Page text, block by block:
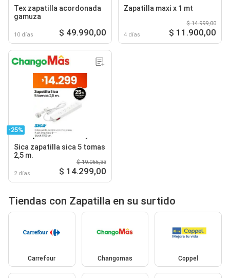
Tex zapatilla acordonada
gamuza
10 días $ 49.990,00
Zapatilla maxi x 1 mt
4 días
$ 14.999,00
$ 11.900,00
-25%
Sica zapatilla sica 5 tomas
2,5 m.
2 días
$ 19.065,33
$ 14.299,00
Tiendas con Zapatilla en su surtido
Carrefour Changomas Coppel